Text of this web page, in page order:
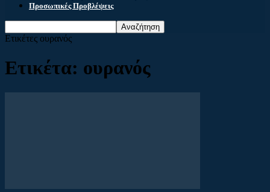
Προσωπικές Προβλέψεις
Ετικέτες ουρανός
Ετικέτα: ουρανός